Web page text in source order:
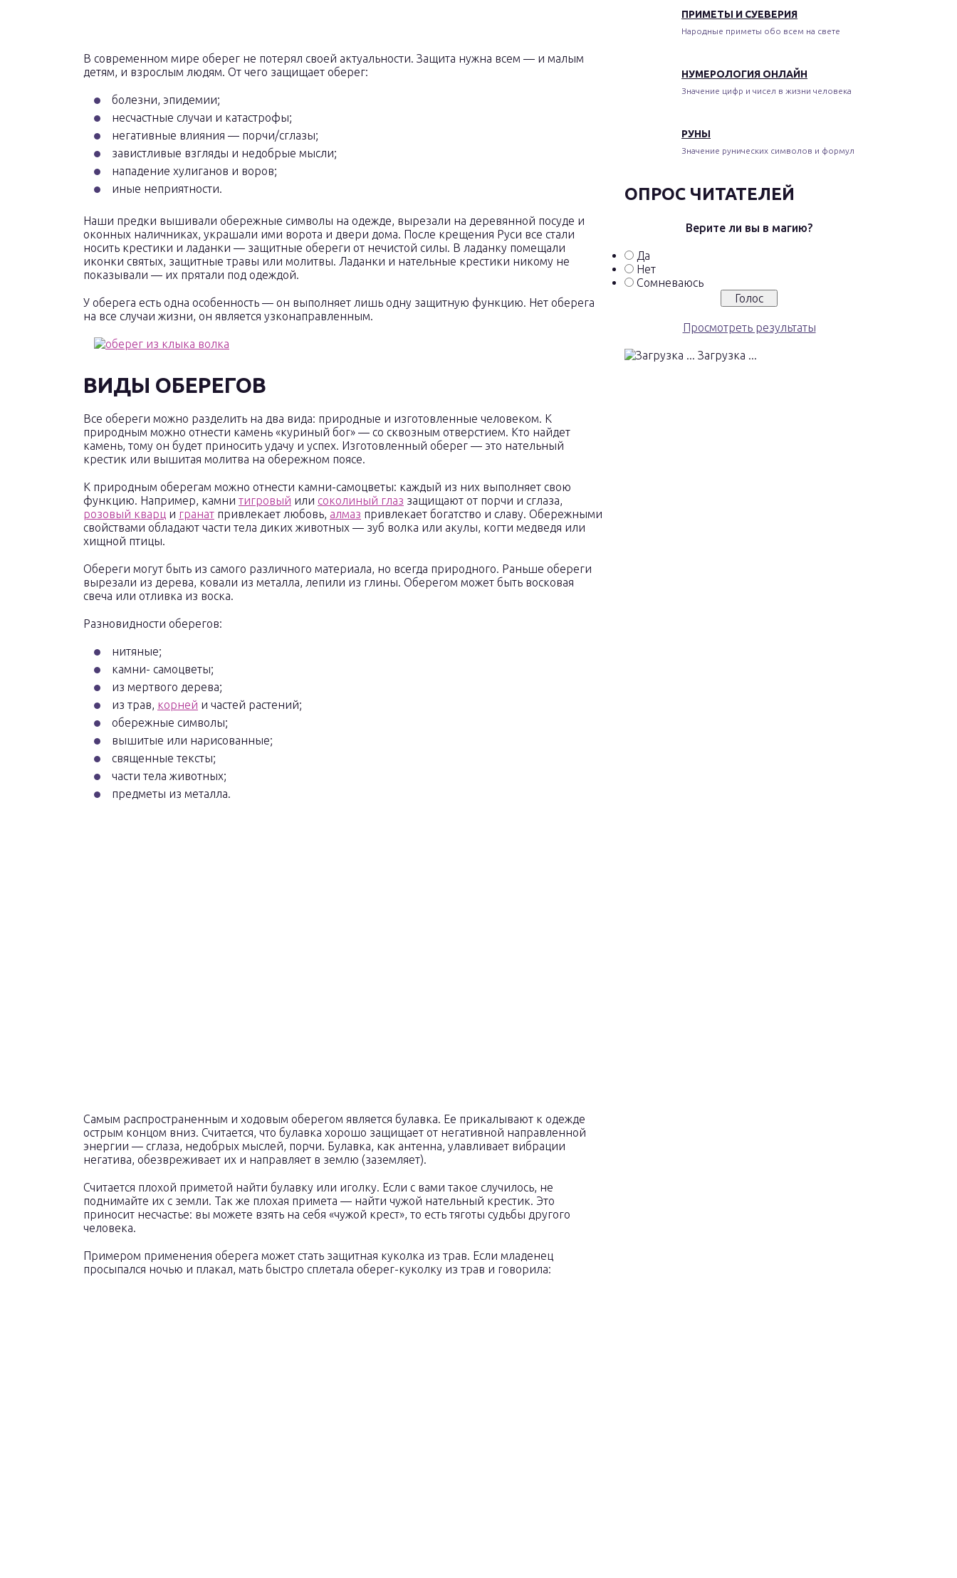
В современном мире оберег не потерял своей актуальности. Защита нужна всем — и малым
детям, и взрослым людям. От чего защищает оберег:
болезни, эпидемии;
несчастные случаи и катастрофы;
негативные влияния — порчи/сглазы;
завистливые взгляды и недобрые мысли;
нападение хулиганов и воров;
иные неприятности.
Наши предки вышивали обережные символы на одежде, вырезали на деревянной посуде и
оконных наличниках, украшали ими ворота и двери дома. После крещения Руси все стали
носить крестики и ладанки — защитные обереги от нечистой силы. В ладанку помещали
иконки святых, защитные травы или молитвы. Ладанки и нательные крестики никому не
показывали — их прятали под одеждой.
У оберега есть одна особенность — он выполняет лишь одну защитную функцию. Нет оберега
на все случаи жизни, он является узконаправленным.
ВИДЫ ОБЕРЕГОВ
Все обереги можно разделить на два вида: природные и изготовленные человеком. К
природным можно отнести камень «куриный бог» — со сквозным отверстием. Кто найдет
камень, тому он будет приносить удачу и успех. Изготовленный оберег — это нательный
крестик или вышитая молитва на обережном поясе.
К природным оберегам можно отнести камни-самоцветы: каждый из них выполняет свою
функцию. Например, камни тигровый или соколиный глаз защищают от порчи и сглаза,
розовый кварц и гранат привлекает любовь, алмаз привлекает богатство и славу. Обережными
свойствами обладают части тела диких животных — зуб волка или акулы, когти медведя или
хищной птицы.
Обереги могут быть из самого различного материала, но всегда природного. Раньше обереги
вырезали из дерева, ковали из металла, лепили из глины. Оберегом может быть восковая
свеча или отливка из воска.
Разновидности оберегов:
нитяные;
камни- самоцветы;
из мертвого дерева;
из трав, корней и частей растений;
обережные символы;
вышитые или нарисованные;
священные тексты;
части тела животных;
предметы из металла.
Самым распространенным и ходовым оберегом является булавка. Ее прикалывают к одежде
острым концом вниз. Считается, что булавка хорошо защищает от негативной направленной
энергии — сглаза, недобрых мыслей, порчи. Булавка, как антенна, улавливает вибрации
негатива, обезвреживает их и направляет в землю (заземляет).
Считается плохой приметой найти булавку или иголку. Если с вами такое случилось, не
поднимайте их с земли. Так же плохая примета — найти чужой нательный крестик. Это
приносит несчастье: вы можете взять на себя «чужой крест», то есть тяготы судьбы другого
человека.
Примером применения оберега может стать защитная куколка из трав. Если младенец
просыпался ночью и плакал, мать быстро сплетала оберег-куколку из трав и говорила:
ПРИМЕТЫ И СУЕВЕРИЯ
Народные приметы обо всем на свете
НУМЕРОЛОГИЯ ОНЛАЙН
Значение цифр и чисел в жизни человека
РУНЫ
Значение рунических символов и формул
ОПРОС ЧИТАТЕЛЕЙ
Верите ли вы в магию?
Да
Нет
Сомневаюсь
Просмотреть результаты
Загрузка ...